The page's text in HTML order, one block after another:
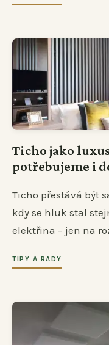
Ticho jako
potřebujeme i
Ticho přestává být
kdy se hluk stal
elektřina – jen na
TIPY A RADY